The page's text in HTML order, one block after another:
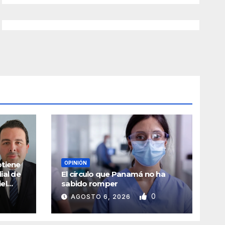
de
OPINIÓN
El círculo que Panamá no ha
sabido romper
AGOSTO 6, 2026 0